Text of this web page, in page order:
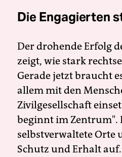
Die Engagierten
Der drohende Erfolg
zeigt, wie stark
Gerade jetzt braucht
allem mit den
Zivilgesellschaft
beginnt im Zentrum".
selbstverwaltete Orte
Schutz und Erhalt